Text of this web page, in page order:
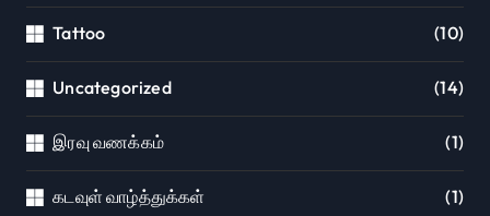
Tattoo (10)
Uncategorized (14)
இரவு வணக்கம் (1)
கடவுள் வாழ்த்துக்கள் (1)